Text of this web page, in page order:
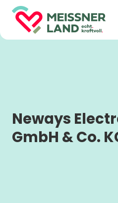
Neways
GmbH & Co.